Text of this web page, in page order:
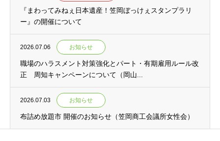
『まわってみねぇ日本遺産！笠岡ぼっけぇスタンプラリ
ー』の開催について
2026.07.06 お知らせ
職場のハラスメント対策強化とパート・有期雇用ルール改
正 周知キャンペーンについて（岡山...
2026.07.03 お知らせ
布詰め放題市 開催のお知らせ（笠岡商工会議所女性会）